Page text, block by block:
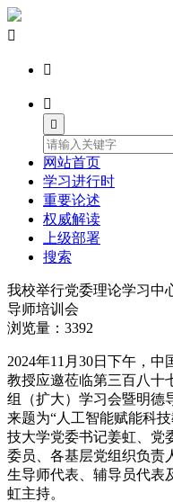




网站首页
学习进行时
重要论述
权威解读
上级部署
搜索
我校举行党委理论学习中
导师培训会
浏览量：3392
2024年11月30日下午，
教授应邀莅临第三百八十
组（扩大）学习会暨明德
来题为“人工智能赋能科
技大学党委书记姜虹、党
委员、各基层党组织负责
生导师代表、辅导员代表
虹主持。